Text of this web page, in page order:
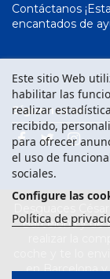
Contáctanos
encantados de
Este sitio Web
habilitar las
realizar
recibido,
para ofrecer
el uso de
sociales.
Configure las
Política de
Síguenos en
Barcelona y de
en Barcelona